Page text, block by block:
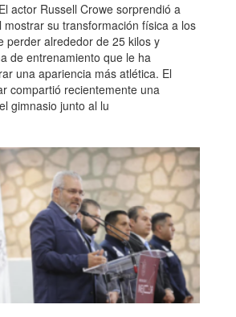
actor Russell Crowe sorprendió a
mostrar su transformación física a los
perder alrededor de 25 kilos y
de entrenamiento que le ha
una apariencia más atlética. El
compartió recientemente una
gimnasio junto al lu